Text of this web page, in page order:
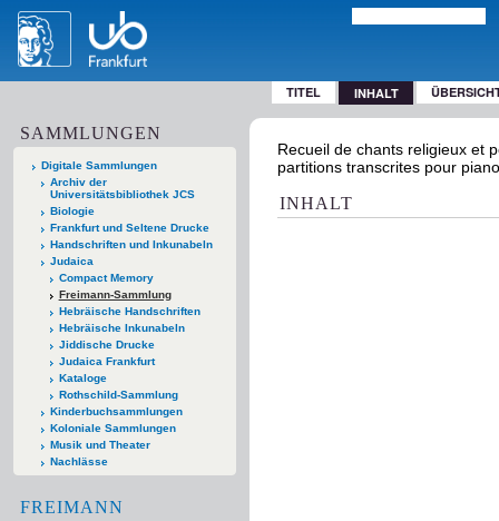
TITEL INHALT
SAMMLUNGEN
Digitale Sammlungen
Archiv der
Universitätsbibliothek JCS
Biologie
Frankfurt und Seltene Drucke
Handschriften und Inkunabeln
Judaica
Compact Memory
Freimann-Sammlung
Hebräische Handschriften
Hebräische Inkunabeln
Jiddische Drucke
Judaica Frankfurt
Kataloge
Rothschild-Sammlung
Kinderbuchsammlungen
Koloniale Sammlungen
Musik und Theater
Nachlässe
FREIMANN
Recueil de chants religieux et
partitions transcrites pour
INHALT